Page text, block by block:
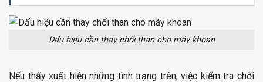
Dấu hiệu cần thay chổi than cho máy khoan
Nếu thấy xuất hiện những tình trạng trên, việc kiểm tra chổi